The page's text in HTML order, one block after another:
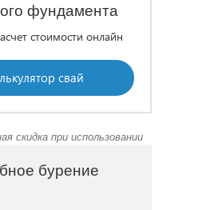
фундамента
стоимости онлайн
свай
скидка при использовании
бурение